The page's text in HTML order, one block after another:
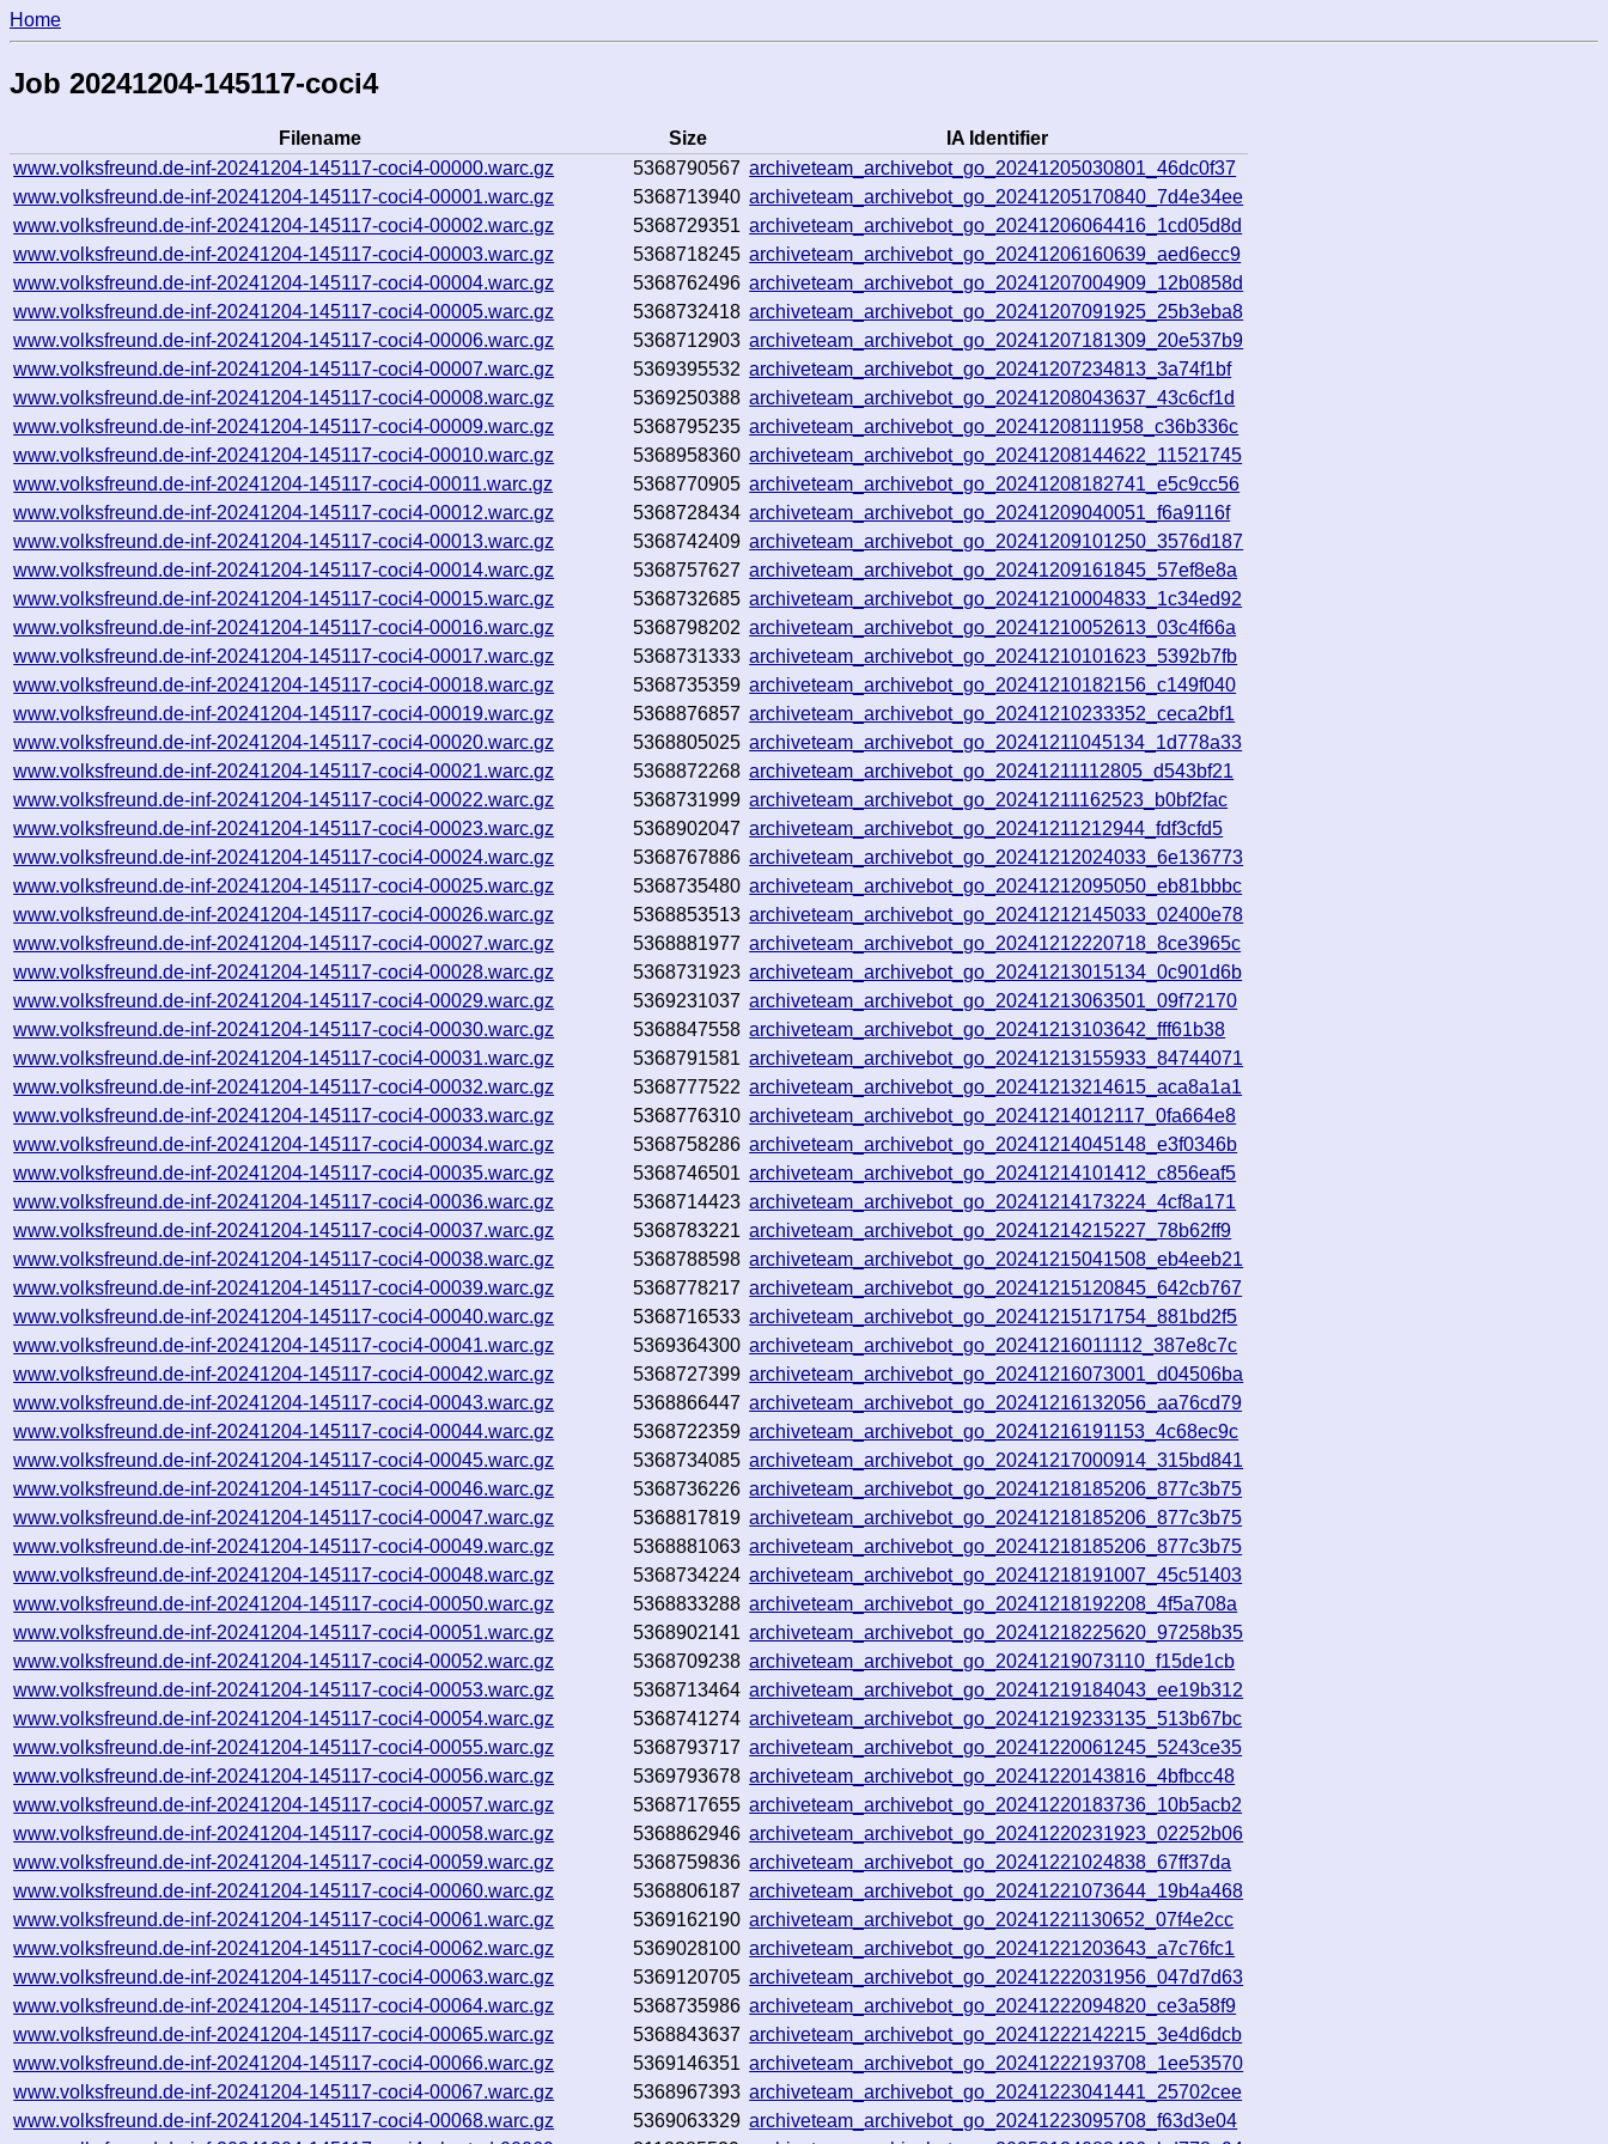
Home
Job 20241204-145117-coci4
Filename Size
IA Identifier
www.volksfreund.de-inf-20241204-145117-coci4-00000.warc.gz
5368790567 archiveteam_archivebot_go_20241205030801_46dc0f37
www.volksfreund.de-inf-20241204-145117-coci4-00001.warc.gz
5368713940 archiveteam_archivebot_go_20241205170840_7d4e34ee
www.volksfreund.de-inf-20241204-145117-coci4-00002.warc.gz
5368729351 archiveteam_archivebot_go_20241206064416_1cd05d8d
www.volksfreund.de-inf-20241204-145117-coci4-00003.warc.gz
5368718245 archiveteam_archivebot_go_20241206160639_aed6ecc9
www.volksfreund.de-inf-20241204-145117-coci4-00004.warc.gz
5368762496 archiveteam_archivebot_go_20241207004909_12b0858d
www.volksfreund.de-inf-20241204-145117-coci4-00005.warc.gz
5368732418 archiveteam_archivebot_go_20241207091925_25b3eba8
www.volksfreund.de-inf-20241204-145117-coci4-00006.warc.gz
5368712903 archiveteam_archivebot_go_20241207181309_20e537b9
www.volksfreund.de-inf-20241204-145117-coci4-00007.warc.gz
5369395532 archiveteam_archivebot_go_20241207234813_3a74f1bf
www.volksfreund.de-inf-20241204-145117-coci4-00008.warc.gz
5369250388 archiveteam_archivebot_go_20241208043637_43c6cf1d
www.volksfreund.de-inf-20241204-145117-coci4-00009.warc.gz
5368795235 archiveteam_archivebot_go_20241208111958_c36b336c
www.volksfreund.de-inf-20241204-145117-coci4-00010.warc.gz
5368958360 archiveteam_archivebot_go_20241208144622_11521745
www.volksfreund.de-inf-20241204-145117-coci4-00011.warc.gz
5368770905 archiveteam_archivebot_go_20241208182741_e5c9cc56
www.volksfreund.de-inf-20241204-145117-coci4-00012.warc.gz
5368728434 archiveteam_archivebot_go_20241209040051_f6a9116f
www.volksfreund.de-inf-20241204-145117-coci4-00013.warc.gz
5368742409 archiveteam_archivebot_go_20241209101250_3576d187
www.volksfreund.de-inf-20241204-145117-coci4-00014.warc.gz
5368757627 archiveteam_archivebot_go_20241209161845_57ef8e8a
www.volksfreund.de-inf-20241204-145117-coci4-00015.warc.gz
5368732685 archiveteam_archivebot_go_20241210004833_1c34ed92
www.volksfreund.de-inf-20241204-145117-coci4-00016.warc.gz
5368798202 archiveteam_archivebot_go_20241210052613_03c4f66a
www.volksfreund.de-inf-20241204-145117-coci4-00017.warc.gz
5368731333 archiveteam_archivebot_go_20241210101623_5392b7fb
www.volksfreund.de-inf-20241204-145117-coci4-00018.warc.gz
5368735359 archiveteam_archivebot_go_20241210182156_c149f040
www.volksfreund.de-inf-20241204-145117-coci4-00019.warc.gz
5368876857 archiveteam_archivebot_go_20241210233352_ceca2bf1
www.volksfreund.de-inf-20241204-145117-coci4-00020.warc.gz
5368805025 archiveteam_archivebot_go_20241211045134_1d778a33
www.volksfreund.de-inf-20241204-145117-coci4-00021.warc.gz
5368872268 archiveteam_archivebot_go_20241211112805_d543bf21
www.volksfreund.de-inf-20241204-145117-coci4-00022.warc.gz
5368731999 archiveteam_archivebot_go_20241211162523_b0bf2fac
www.volksfreund.de-inf-20241204-145117-coci4-00023.warc.gz
5368902047 archiveteam_archivebot_go_20241211212944_fdf3cfd5
www.volksfreund.de-inf-20241204-145117-coci4-00024.warc.gz
5368767886 archiveteam_archivebot_go_20241212024033_6e136773
www.volksfreund.de-inf-20241204-145117-coci4-00025.warc.gz
5368735480 archiveteam_archivebot_go_20241212095050_eb81bbbc
www.volksfreund.de-inf-20241204-145117-coci4-00026.warc.gz
5368853513 archiveteam_archivebot_go_20241212145033_02400e78
www.volksfreund.de-inf-20241204-145117-coci4-00027.warc.gz
5368881977 archiveteam_archivebot_go_20241212220718_8ce3965c
www.volksfreund.de-inf-20241204-145117-coci4-00028.warc.gz
5368731923 archiveteam_archivebot_go_20241213015134_0c901d6b
www.volksfreund.de-inf-20241204-145117-coci4-00029.warc.gz
5369231037 archiveteam_archivebot_go_20241213063501_09f72170
www.volksfreund.de-inf-20241204-145117-coci4-00030.warc.gz
5368847558 archiveteam_archivebot_go_20241213103642_fff61b38
www.volksfreund.de-inf-20241204-145117-coci4-00031.warc.gz
5368791581 archiveteam_archivebot_go_20241213155933_84744071
www.volksfreund.de-inf-20241204-145117-coci4-00032.warc.gz
5368777522 archiveteam_archivebot_go_20241213214615_aca8a1a1
www.volksfreund.de-inf-20241204-145117-coci4-00033.warc.gz
5368776310 archiveteam_archivebot_go_20241214012117_0fa664e8
www.volksfreund.de-inf-20241204-145117-coci4-00034.warc.gz
5368758286 archiveteam_archivebot_go_20241214045148_e3f0346b
www.volksfreund.de-inf-20241204-145117-coci4-00035.warc.gz
5368746501 archiveteam_archivebot_go_20241214101412_c856eaf5
www.volksfreund.de-inf-20241204-145117-coci4-00036.warc.gz
5368714423 archiveteam_archivebot_go_20241214173224_4cf8a171
www.volksfreund.de-inf-20241204-145117-coci4-00037.warc.gz
5368783221 archiveteam_archivebot_go_20241214215227_78b62ff9
www.volksfreund.de-inf-20241204-145117-coci4-00038.warc.gz
5368788598 archiveteam_archivebot_go_20241215041508_eb4eeb21
www.volksfreund.de-inf-20241204-145117-coci4-00039.warc.gz
5368778217 archiveteam_archivebot_go_20241215120845_642cb767
www.volksfreund.de-inf-20241204-145117-coci4-00040.warc.gz
5368716533 archiveteam_archivebot_go_20241215171754_881bd2f5
www.volksfreund.de-inf-20241204-145117-coci4-00041.warc.gz
5369364300 archiveteam_archivebot_go_20241216011112_387e8c7c
www.volksfreund.de-inf-20241204-145117-coci4-00042.warc.gz
5368727399 archiveteam_archivebot_go_20241216073001_d04506ba
www.volksfreund.de-inf-20241204-145117-coci4-00043.warc.gz
5368866447 archiveteam_archivebot_go_20241216132056_aa76cd79
www.volksfreund.de-inf-20241204-145117-coci4-00044.warc.gz
5368722359 archiveteam_archivebot_go_20241216191153_4c68ec9c
www.volksfreund.de-inf-20241204-145117-coci4-00045.warc.gz
5368734085 archiveteam_archivebot_go_20241217000914_315bd841
www.volksfreund.de-inf-20241204-145117-coci4-00046.warc.gz
5368736226 archiveteam_archivebot_go_20241218185206_877c3b75
www.volksfreund.de-inf-20241204-145117-coci4-00047.warc.gz
5368817819 archiveteam_archivebot_go_20241218185206_877c3b75
www.volksfreund.de-inf-20241204-145117-coci4-00049.warc.gz
5368881063 archiveteam_archivebot_go_20241218185206_877c3b75
www.volksfreund.de-inf-20241204-145117-coci4-00048.warc.gz
5368734224 archiveteam_archivebot_go_20241218191007_45c51403
www.volksfreund.de-inf-20241204-145117-coci4-00050.warc.gz
5368833288 archiveteam_archivebot_go_20241218192208_4f5a708a
www.volksfreund.de-inf-20241204-145117-coci4-00051.warc.gz
5368902141 archiveteam_archivebot_go_20241218225620_97258b35
www.volksfreund.de-inf-20241204-145117-coci4-00052.warc.gz
5368709238 archiveteam_archivebot_go_20241219073110_f15de1cb
www.volksfreund.de-inf-20241204-145117-coci4-00053.warc.gz
5368713464 archiveteam_archivebot_go_20241219184043_ee19b312
www.volksfreund.de-inf-20241204-145117-coci4-00054.warc.gz
5368741274 archiveteam_archivebot_go_20241219233135_513b67bc
www.volksfreund.de-inf-20241204-145117-coci4-00055.warc.gz
5368793717 archiveteam_archivebot_go_20241220061245_5243ce35
www.volksfreund.de-inf-20241204-145117-coci4-00056.warc.gz
5369793678 archiveteam_archivebot_go_20241220143816_4bfbcc48
www.volksfreund.de-inf-20241204-145117-coci4-00057.warc.gz
5368717655 archiveteam_archivebot_go_20241220183736_10b5acb2
www.volksfreund.de-inf-20241204-145117-coci4-00058.warc.gz
5368862946 archiveteam_archivebot_go_20241220231923_02252b06
www.volksfreund.de-inf-20241204-145117-coci4-00059.warc.gz
5368759836 archiveteam_archivebot_go_20241221024838_67ff37da
www.volksfreund.de-inf-20241204-145117-coci4-00060.warc.gz
5368806187 archiveteam_archivebot_go_20241221073644_19b4a468
www.volksfreund.de-inf-20241204-145117-coci4-00061.warc.gz
5369162190 archiveteam_archivebot_go_20241221130652_07f4e2cc
www.volksfreund.de-inf-20241204-145117-coci4-00062.warc.gz
5369028100 archiveteam_archivebot_go_20241221203643_a7c76fc1
www.volksfreund.de-inf-20241204-145117-coci4-00063.warc.gz
5369120705 archiveteam_archivebot_go_20241222031956_047d7d63
www.volksfreund.de-inf-20241204-145117-coci4-00064.warc.gz
5368735986 archiveteam_archivebot_go_20241222094820_ce3a58f9
www.volksfreund.de-inf-20241204-145117-coci4-00065.warc.gz
5368843637 archiveteam_archivebot_go_20241222142215_3e4d6dcb
www.volksfreund.de-inf-20241204-145117-coci4-00066.warc.gz
5369146351 archiveteam_archivebot_go_20241222193708_1ee53570
www.volksfreund.de-inf-20241204-145117-coci4-00067.warc.gz
5368967393 archiveteam_archivebot_go_20241223041441_25702cee
www.volksfreund.de-inf-20241204-145117-coci4-00068.warc.gz
5369063329 archiveteam_archivebot_go_20241223095708_f63d3e04